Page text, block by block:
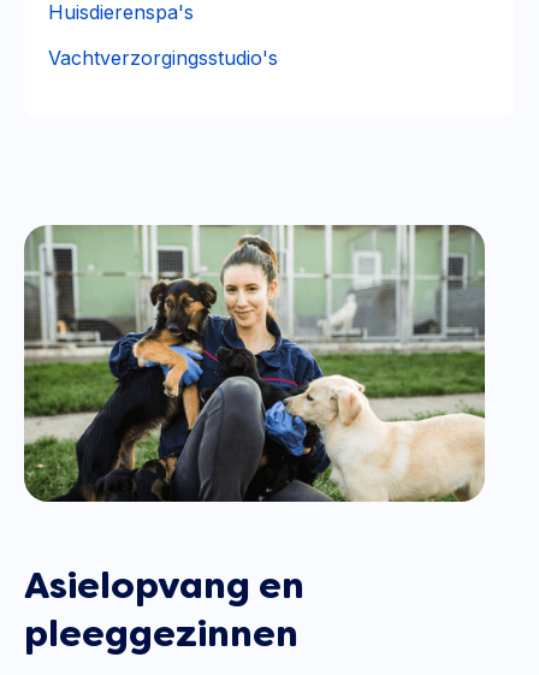
Huisdierenspa's
Vachtverzorgingsstudio's
Asielopvang en
pleeggezinnen